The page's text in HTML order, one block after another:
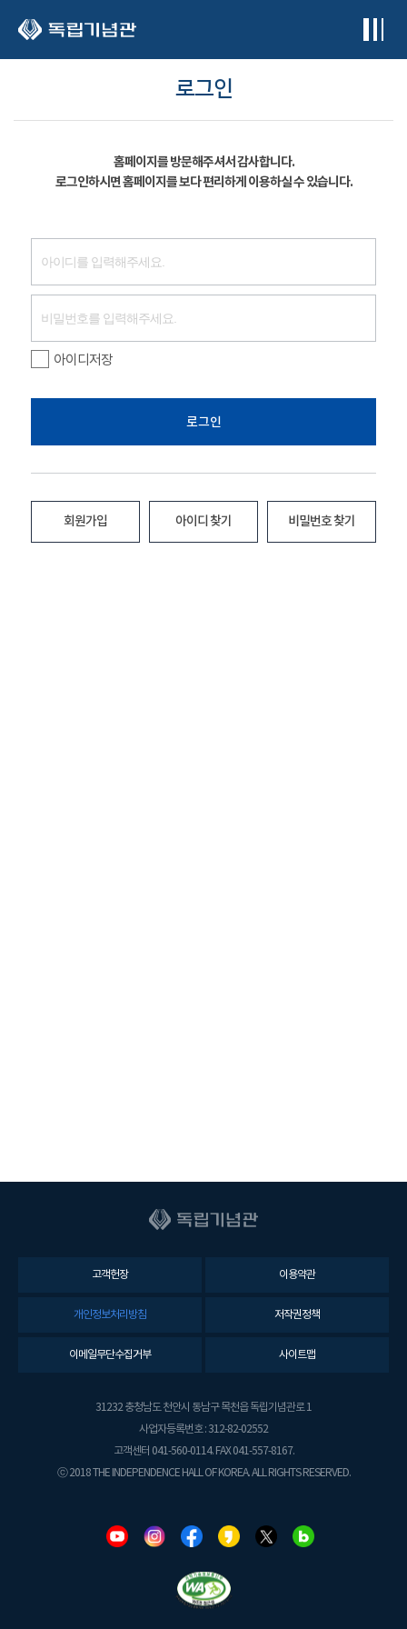
로그인
홈페이지를 방문해주셔서 감사합니다.
로그인하시면 홈페이지를 보다 편리하게 이용하실 수 있습니다.
아이디저장
로그인
회원가입 아이디 찾기 비밀번호 찾기
고객헌장 이용약관
개인정보처리방침 저작권정책
이메일무단수집거부 사이트맵
31232 충청남도 천안시 동남구 목천읍 독립기념관로 1
사업자등록번호 : 312-82-02552
고객센터 041-560-0114. FAX 041-557-8167.
ⓒ 2018 THE INDEPENDENCE HALL OF KOREA. ALL RIGHTS RESERVED.